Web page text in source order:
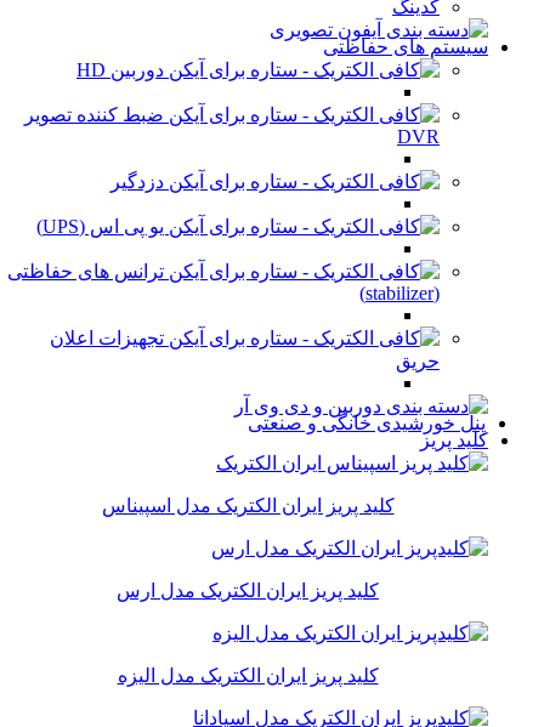
کدینگ
سیستم های حفاظتی
دوربین HD
ضبط کننده تصویر
DVR
دزدگیر
یو پی اس (UPS)
ترانس های حفاظتی
(stabilizer)
تجهیزات اعلان
حریق
پنل خورشیدی خانگی و صنعتی
کلید پریز
کلید پریز ایران الکتریک مدل اسپیناس
کلید پریز ایران الکتریک مدل ارس
کلید پریز ایران الکتریک مدل الیزه